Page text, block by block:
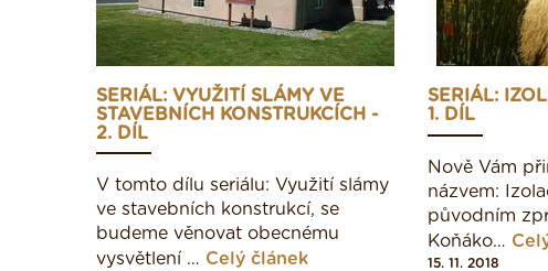
SERIÁL: VYUŽITÍ SLÁMY VE
STAVEBNÍCH KONSTRUKCÍCH -
2. DÍL
V tomto dílu seriálu: Využití slámy
ve stavebních konstrukcí, se
budeme věnovat obecnému
vysvětlení … Celý článek
SERIÁL:
1. DÍL
Nově Vám
názvem:
původním
Koňáko…
15. 11. 2018